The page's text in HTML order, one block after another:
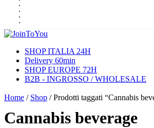
SHOP ITALIA 24H
Delivery 60min
SHOP EUROPE 72H
B2B - INGROSSO / WHOLESALE
Home / Shop / Prodotti taggati “Cannabis
Cannabis beverage